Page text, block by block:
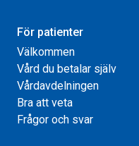
För patienter
Välkommen
Vård du betalar själv
Vårdavdelningen
Bra att veta
Frågor och svar